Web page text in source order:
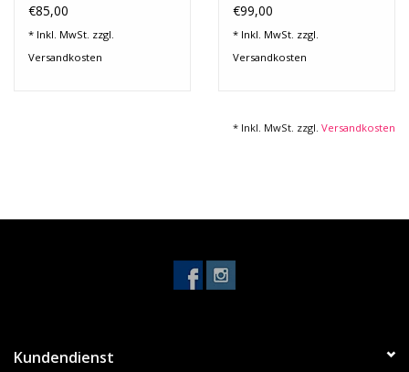
€85,00
* Inkl. MwSt. zzgl.
Versandkosten
€99,00
* Inkl. MwSt. zzgl.
Versandkosten
* Inkl. MwSt. zzgl. Versandkosten
Kundendienst